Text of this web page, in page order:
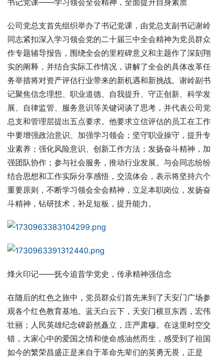
书记党课——学习领会全会精神，全面提升自身素质
公司党总支首先组织举办了书记党课，由党总支副书记谢岭
同志紧扣深入学习领会党的二十届三中全会精神为党员群众
作专题辅导报告，围绕全会的里程碑意义和主题作了深刻翔
实的阐释，并结合实际工作情况，讲解了全会的具体改革任
务举措将对资产评估行业带来的新机遇和新挑战。谢岭副书
记聚焦信念理想、职业道德、自我提升、守正创新、科学发
展、自律监管、服务意识等关键词谈了思考，并代表公司党
总支和管理层提出五点要求。他要求立信评估的员工在工作
中要增强政治意识、加强学习领会；坚守职业操守，提升专
业素养；强化风险意识、创新工作方法；发扬奋斗精神，加
强团队协作；参与社会服务，推动行业发展。与会同志纷纷
结合思想和工作实际分享感悟，交流体会，表示将坚持六个
重要原则，不断学习领会全会精神，立足本职岗位，发扬奋
斗精神，钻研技术，补足短板，提升能力。
烽火印记——抚今追昔学党史，传承精神强信念
在随后的红色之旅中，党员群众们首先来到了天安门广场参
观各个红色教育基地。蓝天白云下，天安门横亘东西，宏伟
壮丽；人民英雄纪念碑蔚然矗立，庄严肃穆。在这里时空交
错，大家心中的爱国之情和使命感油然而生，感受到了祖国
如今的繁荣昌盛正是来自于革命先辈们的英勇无畏，正是